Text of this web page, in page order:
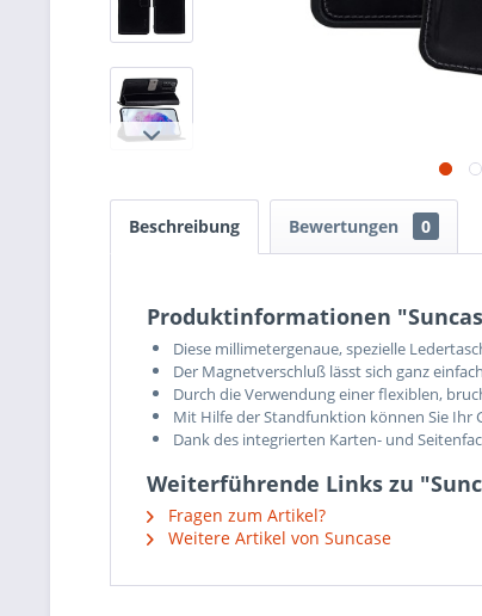
Beschreibung Bewertungen 0
Produktinformationen
Diese millimetergenaue, spezielle
Der Magnetverschluß lässt sich ganz
Durch die Verwendung einer flexiblen,
Mit Hilfe der Standfunktion können Sie Ihr
Dank des integrierten Karten- und
Weiterführende Links zu
Fragen zum Artikel?
Weitere Artikel von Suncase